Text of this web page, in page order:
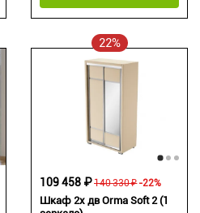
22%
Шкаф 2х дв Orma Soft 2 (1
140 330 ₽
109 458 ₽ -22%